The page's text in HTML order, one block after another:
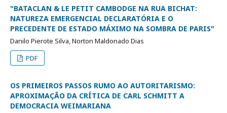
"BATACLAN & LE PETIT CAMBODGE NA RUA BICHAT:
NATUREZA EMERGENCIAL DECLARATÓRIA E O
PRECEDENTE DE ESTADO MÁXIMO NA SOMBRA DE PARIS"
Danilo Pierote Silva, Norton Maldonado Dias
PDF
OS PRIMEIROS PASSOS RUMO AO AUTORITARISMO:
APROXIMAÇÃO DA CRÍTICA DE CARL SCHMITT A
DEMOCRACIA WEIMARIANA